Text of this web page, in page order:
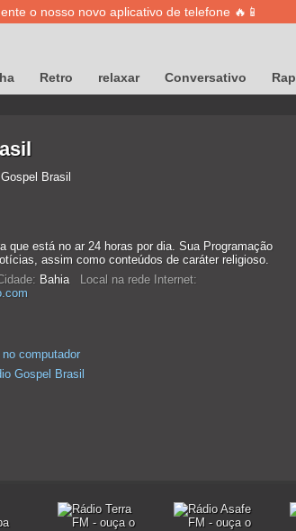
o nosso novo aplicativo de telefone 🔥📱
Retro relaxar Conversativo Rap
Brasil
que está no ar 24 horas por dia. Sua Programação
assim como conteúdos de caráter religioso.
Bahia
Local na rede Internet:
computador
Gospel Brasil